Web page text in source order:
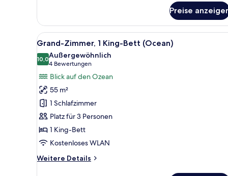
Preise
Alle
Fotos
für
Grand-
Zimmer,
1 King-
Bett
(Ocean)
anzeigen
Ein Hotelzimmer mit einem
12
Grand-Zimmer, 1 King-Bett (Ocean)
10,010,0 von 10
Außergewöhnlich
4 Bewertungen
(4
Bewertungen)
Blick auf den Ozean
55 m²
1 Schlafzimmer
Platz für 3 Personen
1 King-Bett
Kostenloses WLAN
Weitere Details
Weitere